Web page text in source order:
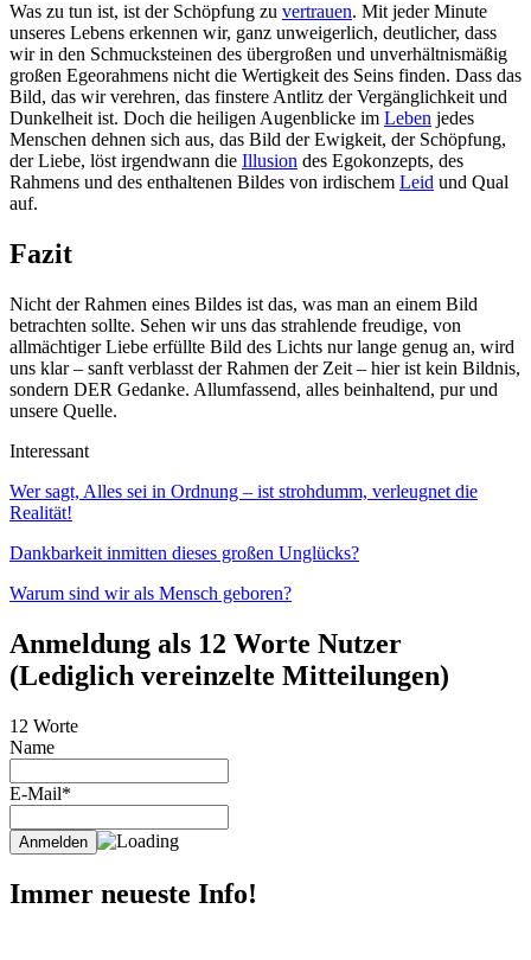
Was zu tun ist, ist der Schöpfung zu vertrauen. Mit jeder Minute
unseres Lebens erkennen wir, ganz unweigerlich, deutlicher, dass
wir in den Schmucksteinen des übergroßen und unverhältnismäßig
großen Egeorahmens nicht die Wertigkeit des Seins finden. Dass das
Bild, das wir verehren, das finstere Antlitz der Vergänglichkeit und
Dunkelheit ist. Doch die heiligen Augenblicke im Leben jedes
Menschen dehnen sich aus, das Bild der Ewigkeit, der Schöpfung,
der Liebe, löst irgendwann die Illusion des Egokonzepts, des
Rahmens und des enthaltenen Bildes von irdischem Leid und Qual
auf.
Fazit
Nicht der Rahmen eines Bildes ist das, was man an einem Bild
betrachten sollte. Sehen wir uns das strahlende freudige, von
allmächtiger Liebe erfüllte Bild des Lichts nur lange genug an, wird
uns klar – sanft verblasst der Rahmen der Zeit – hier ist kein Bildnis,
sondern DER Gedanke. Allumfassend, alles beinhaltend, pur und
unsere Quelle.
Interessant
Wer sagt, Alles sei in Ordnung – ist strohdumm, verleugnet die
Realität!
Dankbarkeit inmitten dieses großen Unglücks?
Warum sind wir als Mensch geboren?
Anmeldung als 12 Worte Nutzer
(Lediglich vereinzelte Mitteilungen)
12 Worte
Name
E-Mail*
Immer neueste Info!